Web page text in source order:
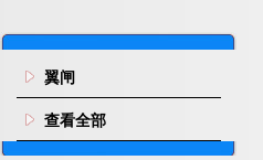
翼闸
查看全部